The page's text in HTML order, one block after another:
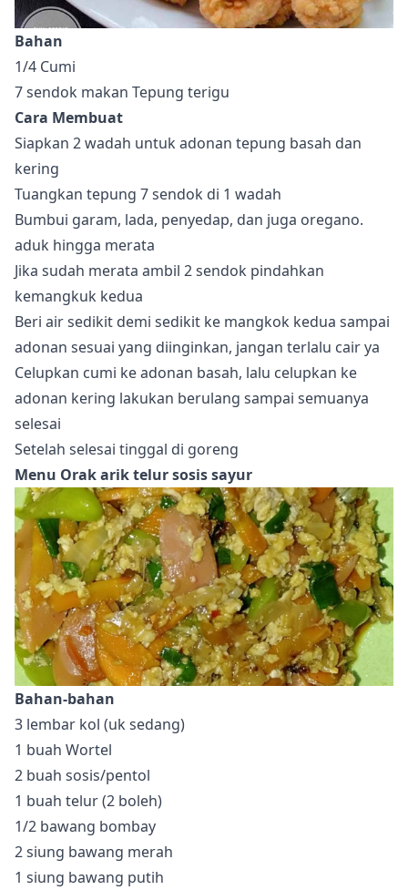
Bahan
1/4 Cumi
7 sendok makan Tepung terigu
Cara Membuat
Siapkan 2 wadah untuk adonan tepung basah dan
kering
Tuangkan tepung 7 sendok di 1 wadah
Bumbui garam, lada, penyedap, dan juga oregano.
aduk hingga merata
Jika sudah merata ambil 2 sendok pindahkan
kemangkuk kedua
Beri air sedikit demi sedikit ke mangkok kedua sampai
adonan sesuai yang diinginkan, jangan terlalu cair ya
Celupkan cumi ke adonan basah, lalu celupkan ke
adonan kering lakukan berulang sampai semuanya
selesai
Setelah selesai tinggal di goreng
Menu Orak arik telur sosis sayur
Bahan-bahan
3 lembar kol (uk sedang)
1 buah Wortel
2 buah sosis/pentol
1 buah telur (2 boleh)
1/2 bawang bombay
2 siung bawang merah
1 siung bawang putih